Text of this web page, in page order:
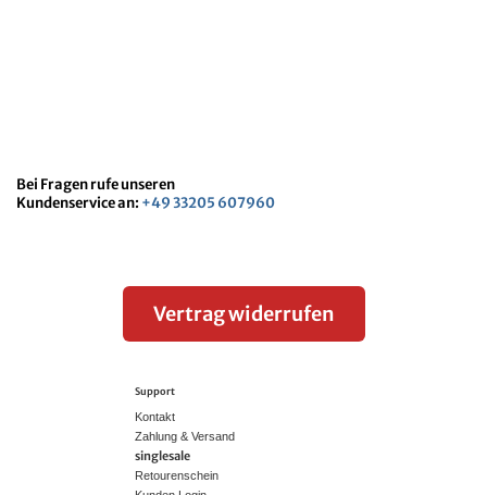
Bei Fragen rufe unseren
Kundenservice an: +49 33205 607960
Vertrag widerrufen
Support
Kontakt
Zahlung & Versand
singlesale
Retourenschein